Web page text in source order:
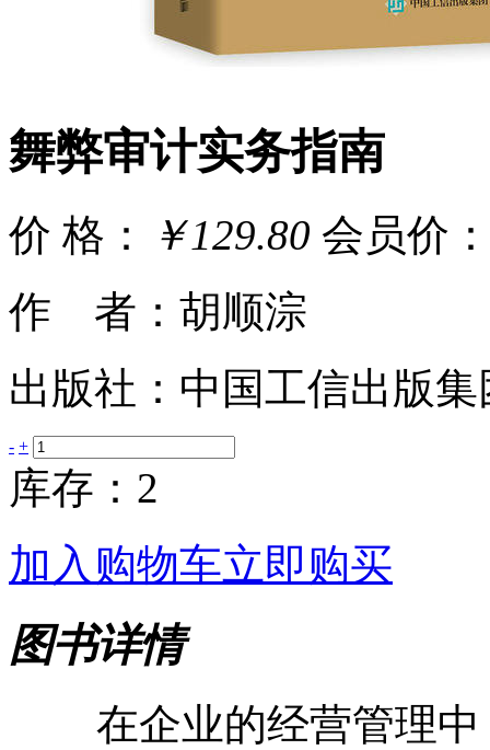
舞弊审计实务指南
价 格： ￥129.80 会员价
作 者：胡顺淙
出版社：中国工信出版
- +
库存：2
加入购物车立即购买
图书详情
在企业的经营管理中